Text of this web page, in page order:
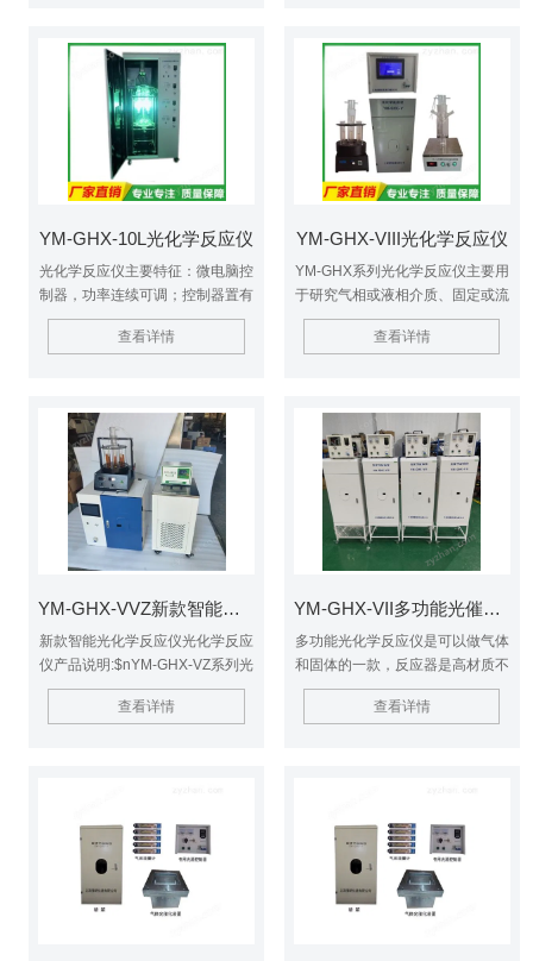
YM-GHX-10L光化学反应仪
光化学反应仪主要特征：微电脑控
制器，功率连续可调；控制器置有
电流表和电压表，便于观察电流和
电压变化；机箱内置有温度保护传
时；内照式光源，受光充分。
查看详情
YM-GHX-VIII光化学反应仪
YM-GHX系列光化学反应仪主要用
于研究气相或液相介质、固定或流
动体系、紫外光或模拟可见光照、
以及反应容器是否负载TiO2光催
品，测定反应动力学常数，测定量
子产率等功能，广泛应用化学合
成、环境保护以及生命科学等研究
领域。
查看详情
YM-GHX-VVZ新款智能光化学反应仪
新款智能光化学反应仪光化学反应
仪产品说明:$nYM-GHX-VZ系列光
化学反应仪是在上海交通大学，华
东理工大学多名教授的技术支撑下
光化学反应。具有提供分析反应产
物和自由基的样品，测定反应动力
学常数，测定量子产率等功能，广
泛应用化学合成、环境保护以及生
查看详情
YM-GHX-VII多功能光催化反应器
多功能光化学反应仪是可以做气体
和固体的一款，反应器是高材质不
锈钢，耐腐蚀性强，里面能通多种
气体，反应器上方装有石英玻璃，
查看详情